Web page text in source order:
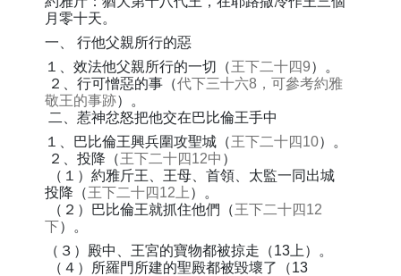
月零十天。
一、 行他父親所行的惡
１、效法他父親所行的一切（王下二十四9）。
２、行可憎惡的事（代下三十六8，可參考約雅
敬王的事跡）。
二、惹神忿怒把他交在巴比倫王手中
１、巴比倫王興兵圍攻聖城（王下二十四10）。
２、投降（王下二十四12中 ）
（１）約雅斤王、王母、首領、太監一同出城
投降（王下二十四12上 ）。
（２）巴比倫王就抓住他們（王下二十四12
下）。
（３）殿中、王宮的寶物都被掠走（13上）。
（４）所羅門所建的聖殿都被毀壞了（13